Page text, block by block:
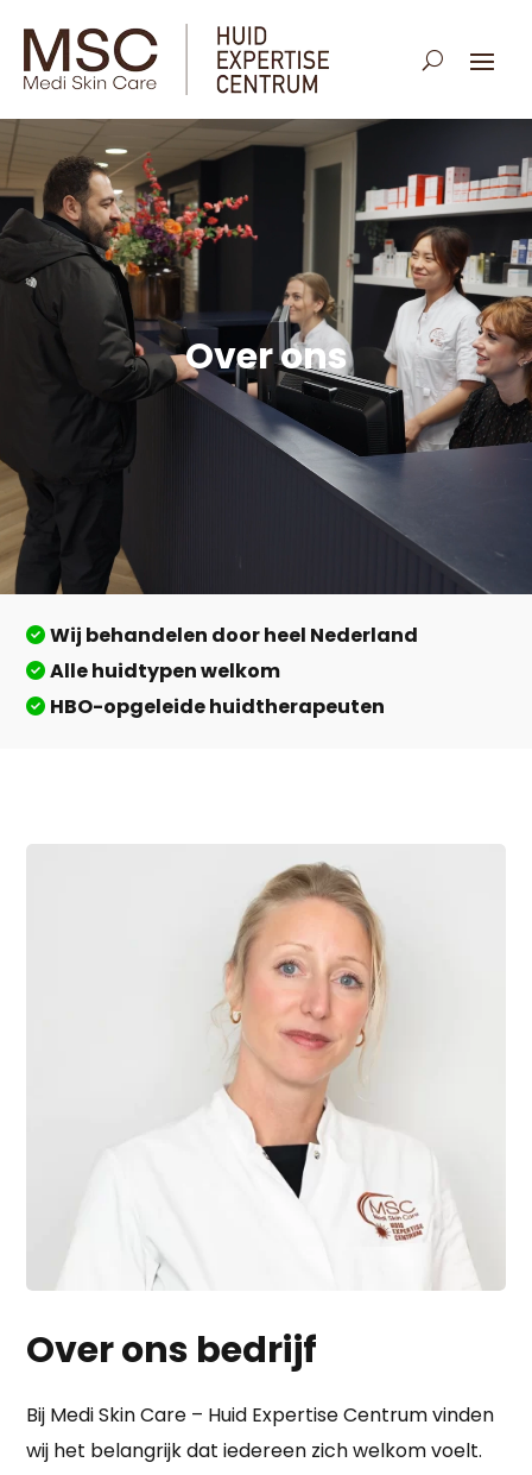
Over ons
Wij behandelen door heel Nederland
Alle huidtypen welkom
HBO-opgeleide huidtherapeuten
Over ons bedrijf
Bij Medi Skin Care – Huid Expertise Centrum vinden
wij het belangrijk dat iedereen zich welkom voelt.